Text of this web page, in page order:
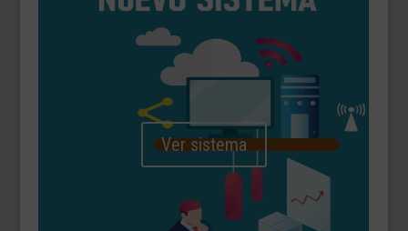
Ver sistema